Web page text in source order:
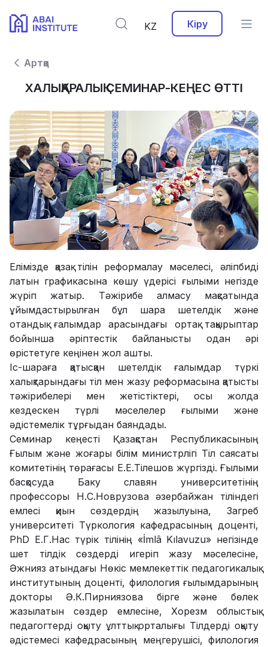
KZ Кіру
Артқа
ХАЛЫҚАРАЛЫҚ СЕМИНАР-КЕҢЕС ӨТТІ
Елімізде қазақ тілін реформалау мәселесі, әліпбиді
латын графикасына көшу үдерісі ғылыми негізде
жүріп жатыр. Тәжірибе алмасу мақсатында
ұйымдастырылған бұл шара шетелдік және
отандық ғалымдар арасындағы ортақ тақырыптар
бойынша әріптестік байланысты одан әрі
өрістетуге кеңінен жол ашты.
Іс-шараға қатысқан шетелдік ғалымдар түркі
халықтарындағы тіл мен жазу реформасына қатысты
тәжірибелері мен жетістіктері, осы жолда
кездескен түрлі мәселелер ғылыми және
әдістемелік тұрғыдан баяндады.
Семинар кеңесті Қазақстан Республикасының
Ғылым және жоғары білім министрлігі Тіл саясаты
комитетінің төрағасы Е.Е.Тілешов жүргізді. Ғылыми
басқосуда Баку славян университетінің
профессоры Н.С.Новрузова әзербайжан тіліндегі
емлесі қиын сөздердің жазылуына, Загреб
университеті Түркология кафедрасының доценті,
PhD Е.Г.Нас түрік тілінің «İmlâ Kılavuzu» негізінде
шет тілдік сөздерді игеріп жазу мәселесіне,
Әжнияз атындағы Нөкіс мемлекеттік педагогикалық
институтының доценті, филология ғылымдарының
докторы Ә.К.Пирниязова бірге және бөлек
жазылатын сөздер емлесіне, Хорезм облыстық
педагогтерді оқыту ұлттық орталығы Тілдерді оқыту
әдістемесі кафедрасының меңгерушісі, филология